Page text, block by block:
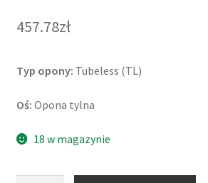
457.78zł
Typ opony: Tubeless (TL)
Oś: Opona tylna
18 w magazynie